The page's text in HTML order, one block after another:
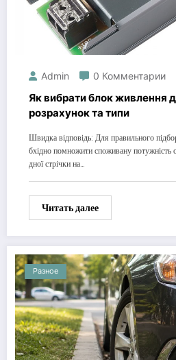
Admin 0 Комментарии
Як вибрати блок живлення
розрахунок та типи
Швидка відповідь: Для правильного
бхідно помножити споживану потужність
дної стрічки на…
Читать далее
Разное